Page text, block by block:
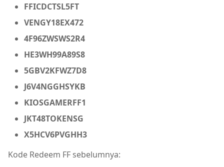
FFICDCTSL5FT
VENGY18EX472
4F96ZWSWS2R4
HE3WH99A89S8
5GBV2KFWZ7D8
J6V4NGGHSYKB
KIOSGAMERFF1
JKT48TOKENSG
X5HCV6PVGHH3
Kode Redeem FF sebelumnya: